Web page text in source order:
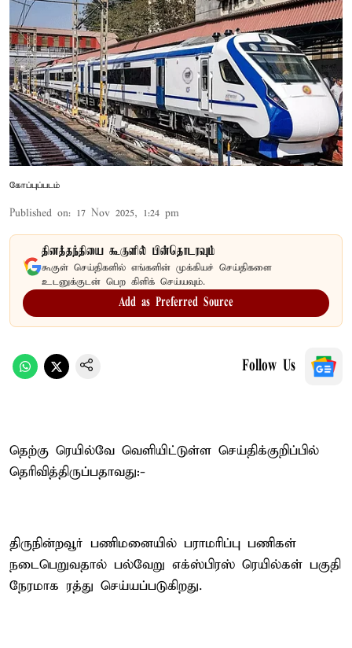
கோப்புப்படம்
Published on: 17 Nov 2025, 1:24 pm
தினத்தந்தியை கூகுளில் பின்தொடரவும்
கூகுள் செய்திகளில் எங்களின் முக்கியச் செய்திகளை
உடனுக்குடன் பெற கிளிக் செய்யவும்.
Add as Preferred Source
Follow Us
தெற்கு ரெயில்வே வெளியிட்டுள்ள செய்திக்குறிப்பில்
தெரிவித்திருப்பதாவது:-
திருநின்றவூர் பணிமனையில் பராமரிப்பு பணிகள்
நடைபெறுவதால் பல்வேறு எக்ஸ்பிரஸ் ரெயில்கள் பகுதி
நேரமாக ரத்து செய்யப்படுகிறது.